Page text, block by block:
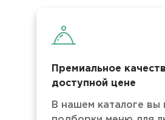
Премиальное
доступной цене
В нашем каталоге вы